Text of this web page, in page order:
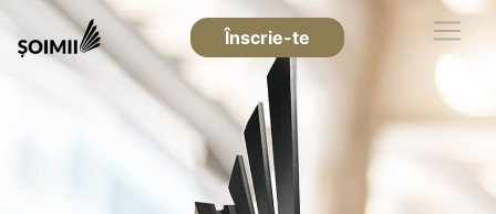
Înscrie-te